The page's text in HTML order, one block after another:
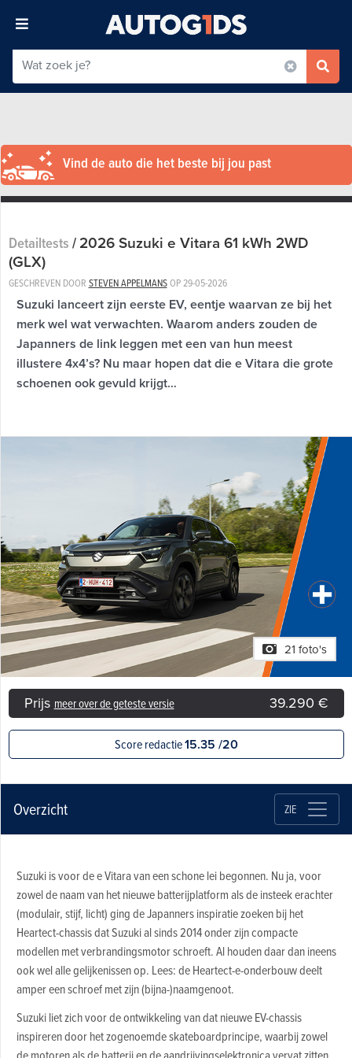
Vind de auto die het beste bij jou past
Detailtests/2026 Suzuki e Vitara 61 kWh 2WD
(GLX)
GESCHREVEN DOOR STEVEN APPELMANSOP 29-05-2026
Suzuki lanceert zijn eerste EV, eentje waarvan ze bij het
merk wel wat verwachten. Waarom anders zouden de
Japanners de link leggen met een van hun meest
illustere 4x4’s? Nu maar hopen dat die e Vitara die grote
schoenen ook gevuld krijgt…
21 foto's
Prijs meer over de geteste versie 39.290 €
Score redactie15.35 /20
Overzicht ZIE
Suzuki is voor de e Vitara van een schone lei begonnen. Nu ja, voor
zowel de naam van het nieuwe batterijplatform als de insteek erachter
(modulair, stijf, licht) ging de Japanners inspiratie zoeken bij het
Heartect-chassis dat Suzuki al sinds 2014 onder zijn compacte
modellen met verbrandingsmotor schroeft. Al houden daar dan ineens
ook wel alle gelijkenissen op. Lees: de Heartect-e-onderbouw deelt
amper een schroef met zijn (bijna-)naamgenoot.
Suzuki liet zich voor de ontwikkeling van dat nieuwe EV-chassis
inspireren door het zogenoemde skateboardprincipe, waarbij zowel